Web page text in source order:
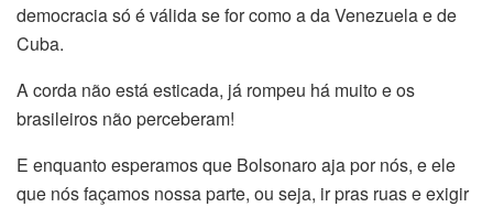
democracia só é válida se for como a da Venezuela e de
Cuba.
A corda não está esticada, já rompeu há muito e os
brasileiros não perceberam!
E enquanto esperamos que Bolsonaro aja por nós, e ele
que nós façamos nossa parte, ou seja, ir pras ruas e exigir